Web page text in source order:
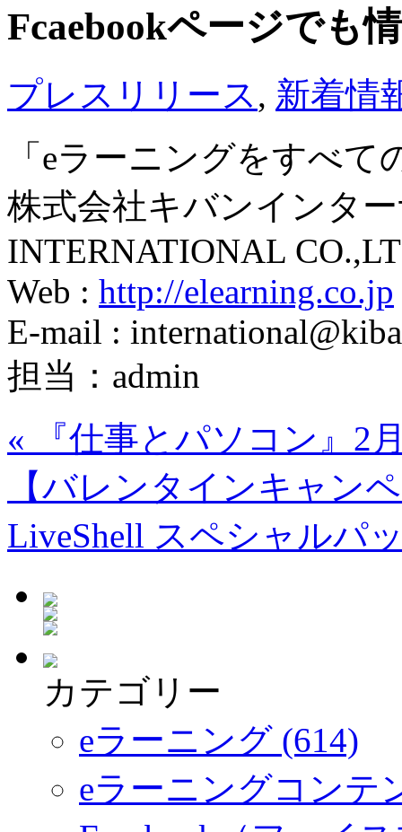
Fcaebookページでも
プレスリリース, 新着情
「eラーニングをすべて
株式会社キバンインタ
INTERNATIONAL
Web : http://elearning.co.jp
E-mail :
担当：admin
« 『仕事とパソコン』2
【バレンタインキャン
LiveShell スペシャルパ
カテゴリー
eラーニング (614)
eラーニングコンテ